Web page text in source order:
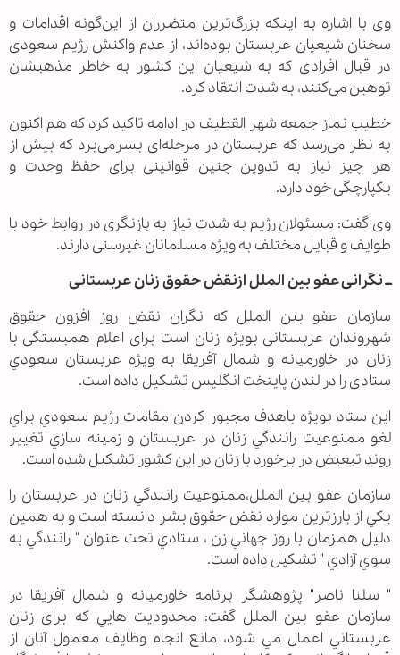
وی با اشاره به اینکه بزرگ‌ترین متضرران از این‌گونه اقدامات و
سخنان شیعیان عربستان بوده‌اند، از عدم واکنش رژیم سعودی
در قبال افرادی که به شیعیان این کشور به خاطر مذهبشان
توهین می‌کنند، به شدت انتقاد کرد.
خطیب نماز جمعه شهر القطیف در ادامه تاکید کرد که هم اکنون
به نظر می‌رسد که عربستان در مرحله‌ای بسرمی‌برد که بیش از
هر چیز نیاز به تدوین چنین قوانینی برای حفظ وحدت و
یکپارچگی خود دارد.
وی گفت: مسئولان رژیم به شدت نیاز به بازنگری در روابط خود با
طوایف و قبایل مختلف به ویژه مسلمانان غیرسنی دارند.
ــ نگرانی عفو بین الملل ازنقض حقوق زنان عربستانی
سازمان عفو بين الملل که نگران نقض روز افزون حقوق
شهروندان عربستانی بویژه زنان است برای اعلام همبستگی با
زنان در خاورميانه و شمال آفريقا به ويژه عربستان سعودي
ستادی را در لندن پایتخت انگلیس تشکیل داده است.
اين ستاد بویژه باهدف مجبور کردن مقامات رژیم سعودي براي
لغو ممنوعيت رانندگي زنان در عربستان و زمينه سازي تغییر
روند تبعيض در برخورد با زنان در این کشور تشكيل شده است.
سازمان عفو بين الملل،ممنوعيت رانندگي زنان در عربستان را
يكي از بارزترين موارد نقض حقوق بشر دانسته است و به همین
دلیل همزمان با روز جهاني زن ، ستادي تحت عنوان " رانندگي به
سوي آزادي " تشكيل داده است.
" سلنا ناصر" پژوهشگر برنامه خاورميانه و شمال آفريقا در
سازمان عفو بين الملل گفت: محدوديت هايي كه برای زنان
عربستاني اعمال مي شود‌، مانع انجام وظايف معمول آنان از